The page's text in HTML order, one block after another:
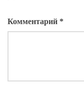
Комментарий *